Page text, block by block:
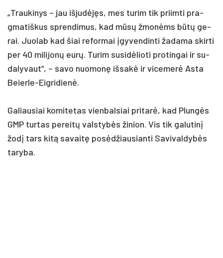
„Trau­ki­nys – jau iš­judėjęs, mes tu­rim tik priim­ti pra­
gma­tiš­kus spren­di­mus, kad mūsų žmonėms būtų ge­
rai. Juo­lab kad šiai re­for­mai įgy­ven­din­ti ža­da­ma skir­ti
per 40 mi­li­jonų eurų. Tu­rim su­si­dėlio­ti pro­tin­gai ir su­
da­ly­vaut“, – sa­vo nuo­monę iš­sakė ir vi­ce­merė As­ta
Beier­le-Eig­ri­dienė.
Ga­liau­siai ko­mi­te­tas vien­bal­siai pri­tarė, kad Plungės
GMP tur­tas pe­reitų vals­tybės ži­nion. Vis tik ga­lu­tinį
žodį tars kitą sa­vaitę po­sėdžiau­sian­ti Sa­vi­val­dybės
ta­ry­ba.